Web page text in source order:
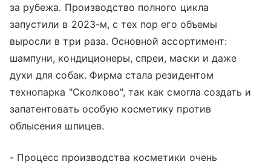
за рубежа. Производство полного цикла
запустили в 2023-м, с тех пор его объемы
выросли в три раза. Основной ассортимент:
шампуни, кондиционеры, спреи, маски и даже
духи для собак. Фирма стала резидентом
технопарка "Сколково", так как смогла создать и
запатентовать особую косметику против
облысения шпицев.
- Процесс производства косметики очень